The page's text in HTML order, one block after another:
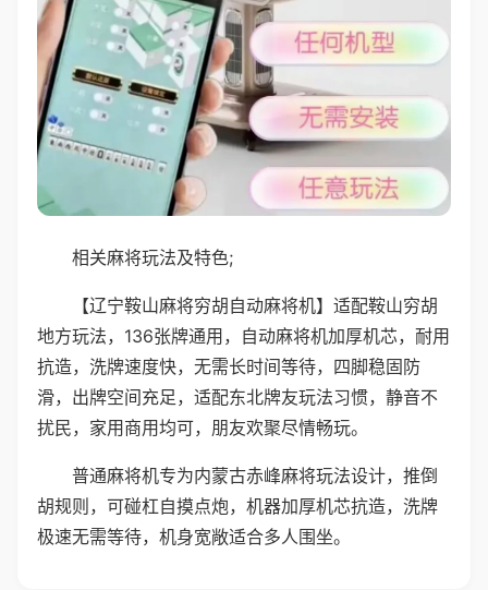
相关麻将玩法及特色;
【辽宁鞍山麻将穷胡自动麻将机】适配鞍山穷胡
地方玩法，136张牌通用，自动麻将机加厚机芯，耐用
抗造，洗牌速度快，无需长时间等待，四脚稳固防
滑，出牌空间充足，适配东北牌友玩法习惯，静音不
扰民，家用商用均可，朋友欢聚尽情畅玩。
普通麻将机专为内蒙古赤峰麻将玩法设计，推倒
胡规则，可碰杠自摸点炮，机器加厚机芯抗造，洗牌
极速无需等待，机身宽敞适合多人围坐。